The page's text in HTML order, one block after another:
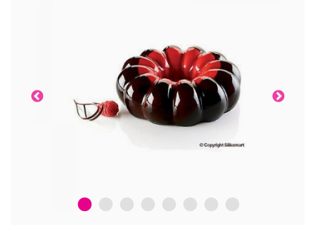
1 2 3 4 5 6 7 8